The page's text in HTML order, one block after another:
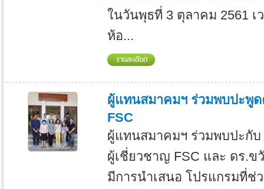
ในวันพุธที่ 3 ตุลาคม 2561 เ
ห้อ...
ผู้แทนสมาคมฯ ร่วมพบปะพู
FSC
ผู้แทนสมาคมฯ ร่วมพบปะกับ
ผู้เชี่ยวชาญ FSC และ ดร.
มีการนำเสนอ โปรแกรมที่ช่